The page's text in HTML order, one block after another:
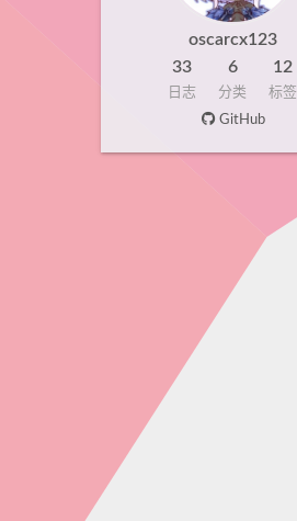
oscarcx123
33
日志
6
分类
12
标签
GitHub